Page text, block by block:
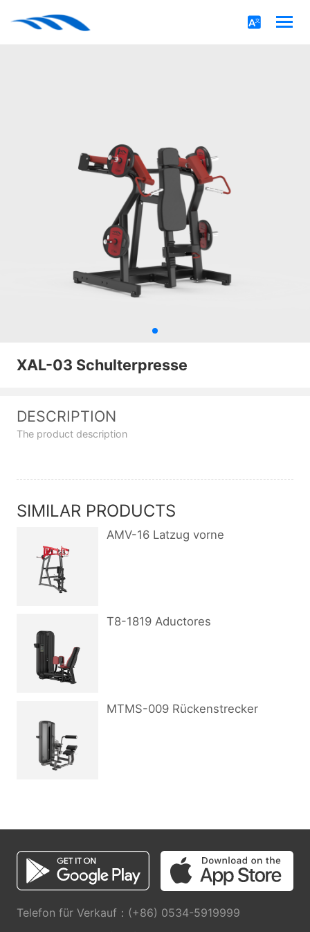
XAL-03 Schulterpresse
DESCRIPTION
The product description
SIMILAR PRODUCTS
AMV-16 Latzug vorne
T8-1819 Aductores
MTMS-009 Rückenstrecker
Telefon für Verkauf：(+86) 0534-5919999